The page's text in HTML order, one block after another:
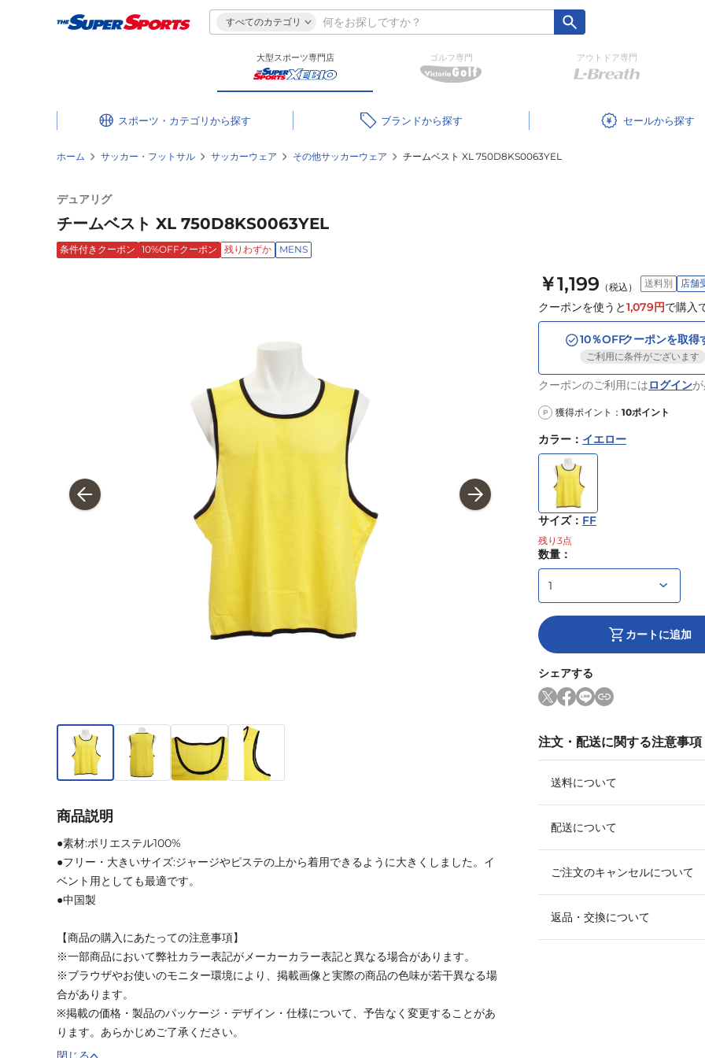
すべてのカテゴリ
大型スポーツ専門店 ゴルフ専門 アウトドア専門
スポーツ・カテゴリ ブランド セール
ホーム サッカー・フットサル サッカーウェア その他サッカーウェア チームベスト XL 750D8KS0063YEL
デュアリグ
チームベスト XL 750D8KS0063YEL
条件付きクーポン 10%OFFクーポン 残りわずか MENS
￥1,199 （税込） 送料別 店舗
クーポンを使うと1,079円で購入
10％OFFクーポンを取得
ご利用に条件がございます
クーポンのご利用にはログイン
P 獲得ポイント： 10ポイント
カラー ： イエロー
サイズ： FF
残り 3点
数量：
カートに追加
シェアする
注文・配送に関する注意事項
送料について
配送について
ご注文のキャンセルについて
返品・交換について
商品説明
●素材:ポリエステル100%
●フリー・大きいサイズ:ジャージやピステの上から着用できるように大きくしました。イ
ベント用としても最適です。
●中国製
【商品の購入にあたっての注意事項】
※一部商品において弊社カラー表記がメーカーカラー表記と異なる場合があります。
※ブラウザやお使いのモニター環境により、掲載画像と実際の商品の色味が若干異なる場
合があります。
※掲載の価格・製品のパッケージ・デザイン・仕様について、予告なく変更することがあ
ります。あらかじめご了承ください。